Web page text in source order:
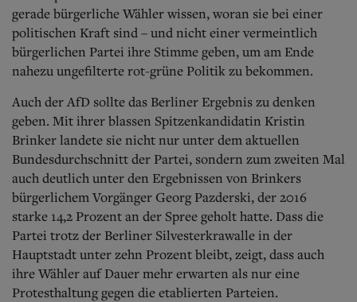
gerade bürgerliche Wähler wissen, woran sie bei einer
politischen Kraft sind – und nicht einer vermeintlich
bürgerlichen Partei ihre Stimme geben, um am Ende
nahezu ungefilterte rot-grüne Politik zu bekommen.
Auch der AfD sollte das Berliner Ergebnis zu denken
geben. Mit ihrer blassen Spitzenkandidatin Kristin
Brinker landete sie nicht nur unter dem aktuellen
Bundesdurchschnitt der Partei, sondern zum zweiten Mal
auch deutlich unter den Ergebnissen von Brinkers
bürgerlichem Vorgänger Georg Pazderski, der 2016
starke 14,2 Prozent an der Spree geholt hatte. Dass die
Partei trotz der Berliner Silvesterkrawalle in der
Hauptstadt unter zehn Prozent bleibt, zeigt, dass auch
ihre Wähler auf Dauer mehr erwarten als nur eine
Protesthaltung gegen die etablierten Parteien.